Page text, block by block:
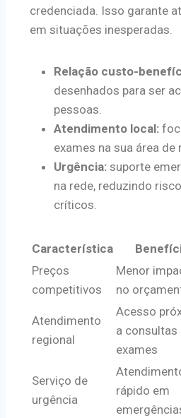
credenciada. Isso garante
em situações inesperadas.
Relação custo-
desenhados para ser
pessoas.
Atendimento local:
exames na sua área de
Urgência: suporte
na rede, reduzindo
críticos.
Característica
Preços
competitivos
Menor
no
Atendimento
regional
Acesso
a consultas
exames
Serviço de
urgência
rápido em